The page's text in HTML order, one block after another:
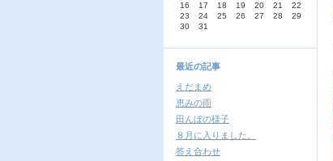
16
17 18 19 20 21
22
23
24 25 26 27 28
29
30
31
最近の記事
えだまめ
恵みの雨
田んぼの様子
８月に入りました。
答え合わせ